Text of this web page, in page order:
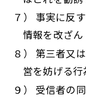
７） 事実に反
情報を改ざ
８） 第三者又
営を妨げる行
９） 受信者の